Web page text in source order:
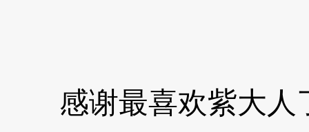
感谢最喜欢紫大人